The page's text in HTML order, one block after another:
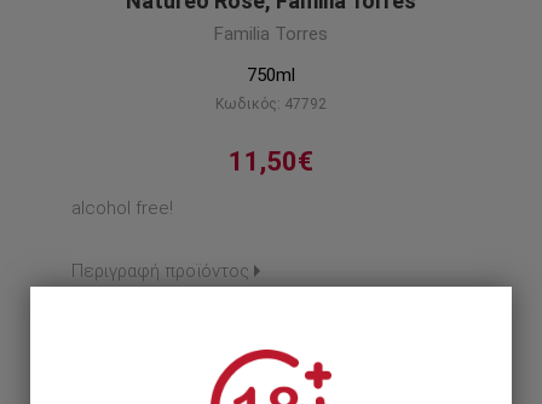
Familia Torres
750ml
Κωδικός: 47792
11,50€
alcohol free!
Περιγραφή προϊόντος
126,96€ 138,00€